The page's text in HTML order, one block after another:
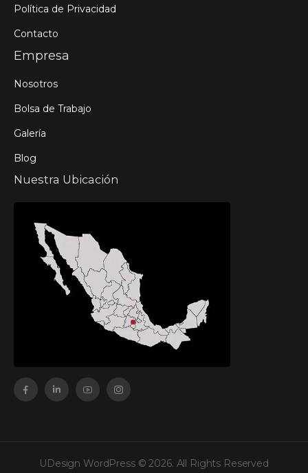
Política de Privacidad
Contacto
Empresa
Nosotros
Bolsa de Trabajo
Galería
Blog
Nuestra Ubicación
UDesign WordPress © 2026. All Rights Reserved